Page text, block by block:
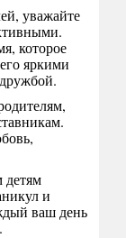
уважайте
которое
яркими
детям
и
ваш день